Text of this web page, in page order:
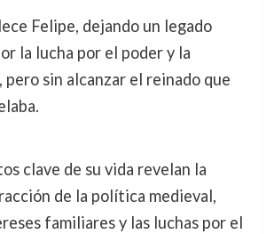
Felipe, dejando un legado
la lucha por el poder y la
sin alcanzar el reinado que
clave de su vida revelan la
de la política medieval,
familiares y las luchas por el